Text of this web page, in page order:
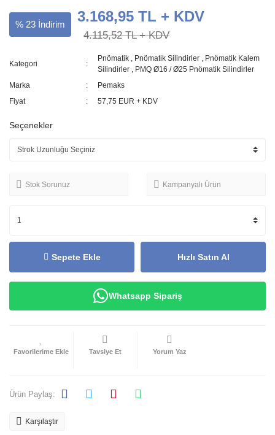
% 23 İndirim 3.168,95 TL + KDV
4.115,52 TL + KDV
Kategori
Pnömatik , Pnömatik Silindirler , Pnömatik Kalem
Silindirler , PMQ Ø16 / Ø25 Pnömatik Silindirler
Marka
Pemaks
Fiyat
57,75 EUR + KDV
Seçenekler
Stok Sorunuz Kampanyalı Ürün
Sepete Ekle Hızlı Satın Al
Whatsapp Sipariş
Tavsiye Et Yorum Yaz
Ürün Paylaş:
Karşılaştır